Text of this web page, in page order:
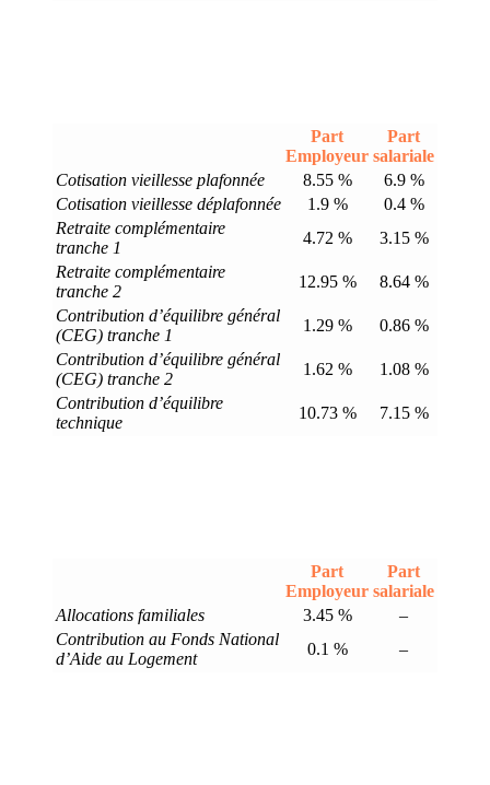
Part
Employeur
Part
salariale
Cotisation vieillesse plafonnée
8.55 %
6.9 %
Cotisation vieillesse déplafonnée
1.9 %
0.4 %
Retraite complémentaire
tranche 1
4.72 %
3.15 %
Retraite complémentaire
tranche 2
12.95 %
8.64 %
Contribution d’équilibre général
(CEG) tranche 1
1.29 %
0.86 %
Contribution d’équilibre général
(CEG) tranche 2
1.62 %
1.08 %
Contribution d’équilibre
technique
10.73 % 7.15 %
Part
Employeur
Part
salariale
Allocations familiales
3.45 %
–
Contribution au Fonds National
d’Aide au Logement
0.1 % –